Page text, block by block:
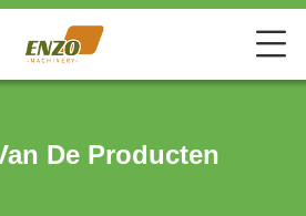
De Producten